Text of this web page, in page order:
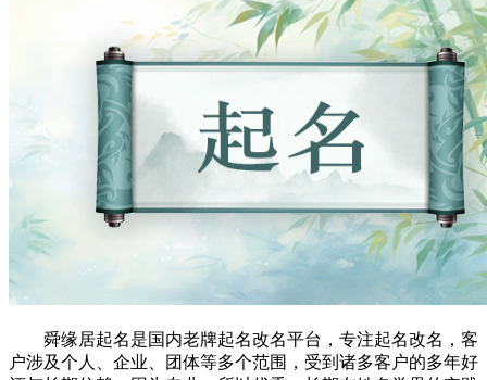
舜缘居起名是国内老牌起名改名平台，专注起名改名，客
户涉及个人、企业、团体等多个范围，受到诸多客户的多年好